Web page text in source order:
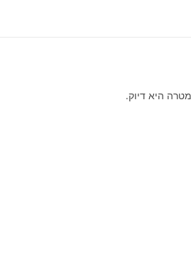
היא דיוק.